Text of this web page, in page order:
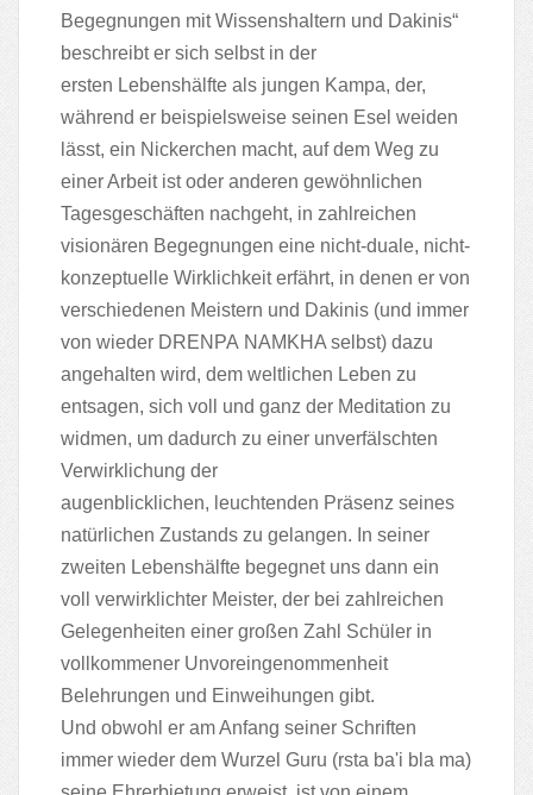
Begegnungen mit Wissenshaltern und Dakinis“
beschreibt er sich selbst in der
ersten Lebenshälfte als jungen Kampa, der,
während er beispielsweise seinen Esel weiden
lässt, ein Nickerchen macht, auf dem Weg zu
einer Arbeit ist oder anderen gewöhnlichen
Tagesgeschäften nachgeht, in zahlreichen
visionären Begegnungen eine nicht-duale, nicht-
konzeptuelle Wirklichkeit erfährt, in denen er von
verschiedenen Meistern und Dakinis (und immer
von wieder DRENPA NAMKHA selbst) dazu
angehalten wird, dem weltlichen Leben zu
entsagen, sich voll und ganz der Meditation zu
widmen, um dadurch zu einer unverfälschten
Verwirklichung der
augenblicklichen, leuchtenden Präsenz seines
natürlichen Zustands zu gelangen. In seiner
zweiten Lebenshälfte begegnet uns dann ein
voll verwirklichter Meister, der bei zahlreichen
Gelegenheiten einer großen Zahl Schüler in
vollkommener Unvoreingenommenheit
Belehrungen und Einweihungen gibt.
Und obwohl er am Anfang seiner Schriften
immer wieder dem Wurzel Guru (rsta ba'i bla ma)